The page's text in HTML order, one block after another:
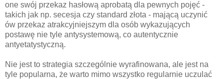
one swój przekaz hasłową aprobatą dla pewnych pojęć -
takich jak np. secesja czy standard złota - mającą uczynić
ów przekaz atrakcyjniejszym dla osób wykazujących
postawę nie tyle antysystemową, co autentycznie
antyetatystyczną.
Nie jest to strategia szczególnie wyrafinowana, ale jest na
tyle popularna, że warto mimo wszystko regularnie uczulać